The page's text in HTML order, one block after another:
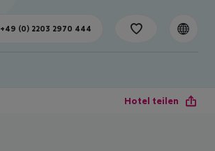
+49 (0) 2203 2970 444
Hotel teilen